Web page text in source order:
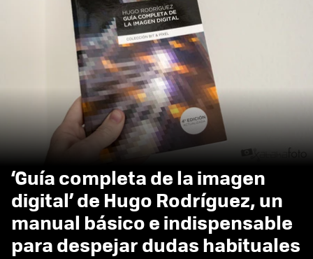
‘Guía completa de la imagen
digital’ de Hugo Rodríguez, un
manual básico e indispensable
para despejar dudas habituales